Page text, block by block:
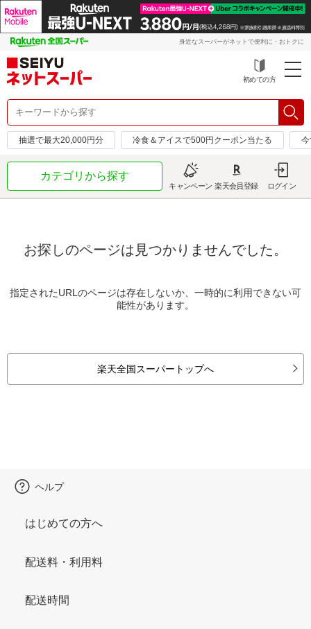
身近なスーパーがネットで便利に・おトクに
初めての方
抽選で最大20,000円分 冷食＆アイスで500円クーポン当たる
カテゴリから探す
キャンペーン 楽天会員登録 ログイン
お探しのページは見つかりませんでした。
指定されたURLのページは存在しないか、一時的に利用できない可
能性があります。
楽天全国スーパートップへ
ヘルプ
はじめての方へ
配送料・利用料
配送時間